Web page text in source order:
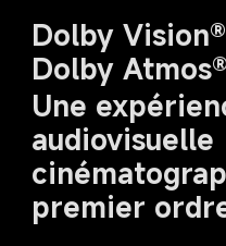
Dolby
Dolby Atmos®
Une
audiovisuelle
premier